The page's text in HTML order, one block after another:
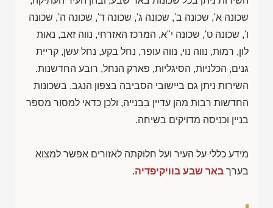
שכונה א', שכונה ב', שכונה ג', שכונה ד', שכונה ה', שכונה
ו', שכונה ט', שכונה י"א, המרכז האזרחי, נווה זאב, נאות
לון, רמות, נווה נוי, נווה עופר, נחל בקע, נחל עשן, קריית
גנים, הכלניות, הסיגליות, פארק הנחל, רובע החדשנות.
השירות ניתן גם ביישובי הסביבה בצפון הנגב. בשכונות
החדשות רבות מהן עדיין בבנייה, ולכן כדאי למסור מספר
בניין וכניסה מדויקים בשיחה.
מידע כללי על העיר ועל חלוקתה לאזורים אפשר למצוא
בערך באר שבע בוויקיפדיה.